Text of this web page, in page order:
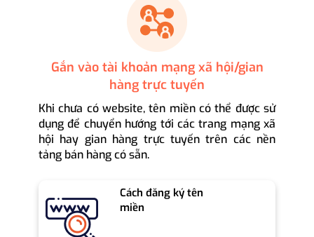
Gắn vào tài khoản mạng xã hội/gian
hàng trực tuyến
Khi chưa có website, tên miền có thể được sử
dụng để chuyển hướng tới các trang mạng xã
hội hay gian hàng trực tuyến trên các nền
tảng bán hàng có sẵn.
Cách đăng ký tên
miền